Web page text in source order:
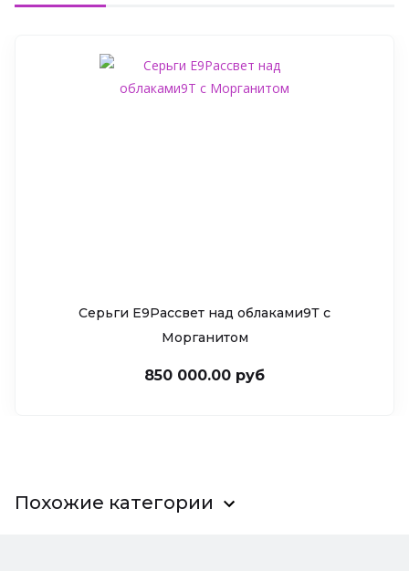
Серьги Е9Рассвет над облаками9Т c
Морганитом
850 000.00 руб
Похожие категории